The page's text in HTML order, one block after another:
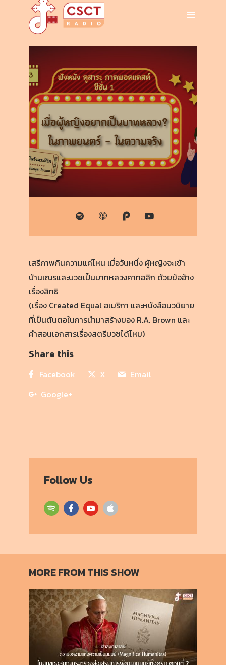
เสรีภาพกินความแค่ไหน เมื่อวันหนึ่ง ผู้หญิงจะเข้า
บ้านเณรและบวชเป็นบาทหลวงคาทอลิก ด้วยข้ออ้าง
เรื่องสิทธิ
(เรื่อง Created Equal อเมริกา และหนังสือนวนิยาย
ที่เป็นต้นตอในการนำมาสร้างของ R.A. Brown และ
คำสอนเอกสารเรื่องสตรีบวชได้ไหม)
Share this
Facebook X
Email
Google+
Follow Us
MORE FROM THIS SHOW